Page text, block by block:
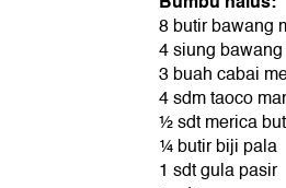
8 butir bawang
4 siung
3 buah cabai
4 sdm taoco
½ sdt merica
¼ butir biji pala
1 sdt gula pasir